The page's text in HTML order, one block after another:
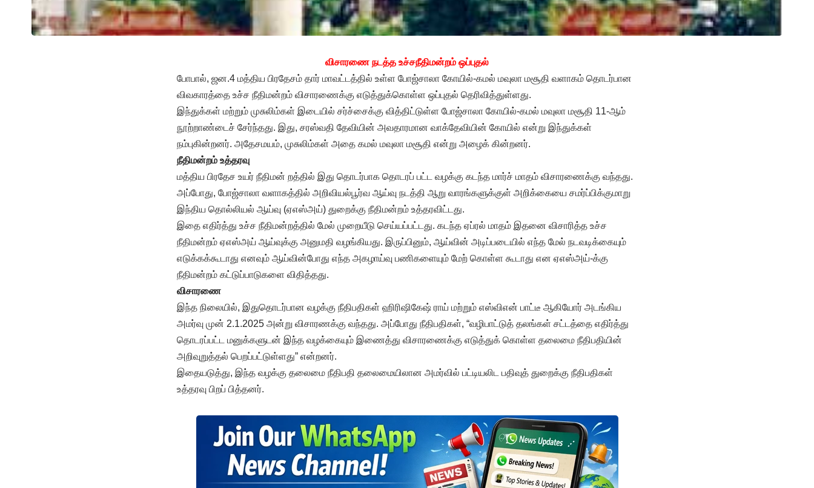
விசாரணை நடத்த உச்சநீதிமன்றம் ஒப்புதல்
போபால், ஜன.4 மத்திய பிரதேசம் தார் மாவட்டத்தில் உள்ள போஜ்சாலா கோயில்-கமல் மவுலா மசூதி வளாகம் தொடர்பான
விவகாரத்தை உச்ச நீதிமன்றம் விசாரணைக்கு எடுத்துக்கொள்ள ஒப்புதல் தெரிவித்துள்ளது.
இந்துக்கள் மற்றும் முசுலிம்கள் இடையில் சர்ச்சைக்கு வித்திட்டுள்ள போஜ்சாலா கோயில்-கமல் மவுலா மசூதி 11-ஆம்
நூற்றாண்டைச் சேர்ந்தது. இது, சரஸ்வதி தேவியின் அவதாரமான வாக்தேவியின் கோயில் என்று இந்துக்கள்
நம்புகின்றனர். அதேசமயம், முசுலிம்கள் அதை கமல் மவுலா மசூதி என்று அழைக் கின்றனர்.
நீதிமன்றம் உத்தரவு
மத்திய பிரதேச உயர் நீதிமன் றத்தில் இது தொடர்பாக தொடரப் பட்ட வழக்கு கடந்த மார்ச் மாதம் விசாரணைக்கு வந்தது.
அப்போது, போஜ்சாலா வளாகத்தில் அறிவியல்பூர்வ ஆய்வு நடத்தி ஆறு வாரங்களுக்குள் அறிக்கையை சமர்ப்பிக்குமாறு
இந்திய தொல்லியல் ஆய்வு (ஏஎஸ்அய்) துறைக்கு நீதிமன்றம் உத்தரவிட்டது.
இதை எதிர்த்து உச்ச நீதிமன்றத்தில் மேல் முறையீடு செய்யப்பட்டது. கடந்த ஏப்ரல் மாதம் இதனை விசாரித்த உச்ச
நீதிமன்றம் ஏஎஸ்அய் ஆய்வுக்கு அனுமதி வழங்கியது. இருப்பினும், ஆய்வின் அடிப்படையில் எந்த மேல் நடவடிக்கையும்
எடுக்கக்கூடாது எனவும் ஆய்வின்போது எந்த அகழாய்வு பணிகளையும் மேற் கொள்ள கூடாது என ஏஎஸ்அய்-க்கு
நீதிமன்றம் கட்டுப்பாடுகளை விதித்தது.
விசாரணை
இந்த நிலையில், இதுதொடர்பான வழக்கு நீதிபதிகள் ஹிரிஷிகேஷ் ராய் மற்றும் எஸ்விஎன் பாட்டீ ஆகியோர் அடங்கிய
அமர்வு முன் 2.1.2025 அன்று விசாரணக்கு வந்தது. அப்போது நீதிபதிகள், “வழிபாட்டுத் தலங்கள் சட்டத்தை எதிர்த்து
தொடரப்பட்ட மனுக்களுடன் இந்த வழக்கையும் இணைத்து விசாரணைக்கு எடுத்துக் கொள்ள தலைமை நீதிபதியின்
அறிவுறுத்தல் பெறப்பட்டுள்ளது” என்றனர்.
இதையடுத்து, இந்த வழக்கு தலைமை நீதிபதி தலைமையிலான அமர்வில் பட்டியலிட பதிவுத் துறைக்கு நீதிபதிகள்
உத்தரவு பிறப் பித்தனர்.